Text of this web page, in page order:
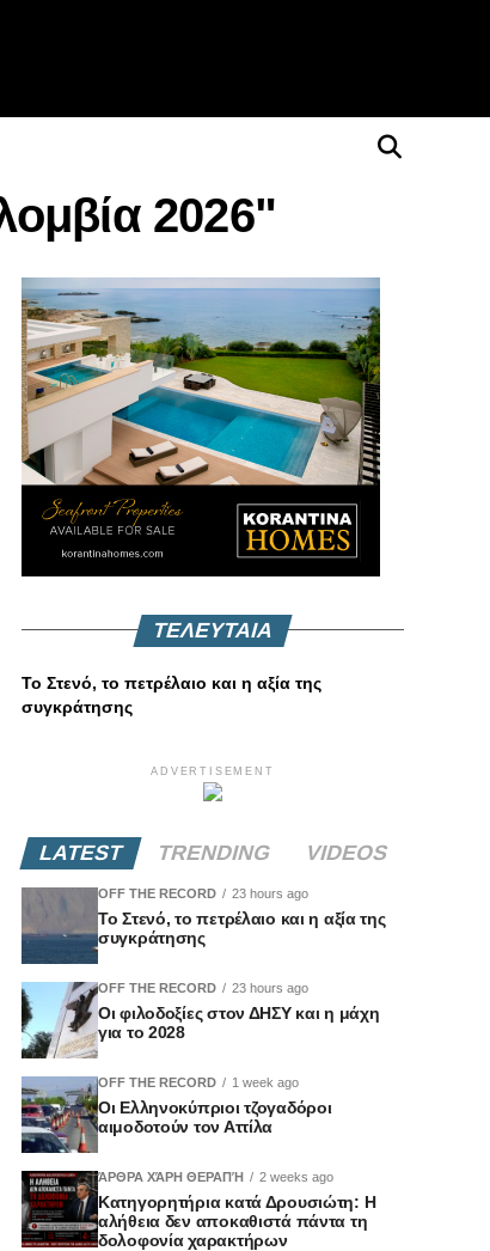
2026"
ΤΕΛΕΥΤΑΙΑ
Το Στενό, το πετρέλαιο και η αξία της
συγκράτησης
ADVERTISEMENT
LATEST TRENDING VIDEOS
OFF THE RECORD 23 hours ago
Το Στενό, το πετρέλαιο και η αξία της
συγκράτησης
OFF THE RECORD 23 hours ago
Οι φιλοδοξίες στον ΔΗΣΥ και η μάχη
για το 2028
OFF THE RECORD 1 week ago
Οι Ελληνοκύπριοι τζογαδόροι
αιμοδοτούν τον Αττίλα
ΆΡΘΡΑ ΧΆΡΗ ΘΕΡΑΠΉ 2 weeks ago
Κατηγορητήρια κατά Δρουσιώτη: Η
αλήθεια δεν αποκαθιστά πάντα τη
δολοφονία χαρακτήρων